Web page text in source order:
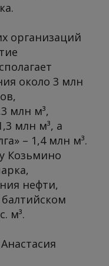
организаций
около 3 млн
млн м³,
млн м³, а
– 1,4 млн м³.
Козьмино
нефти,
балтийском
м³.